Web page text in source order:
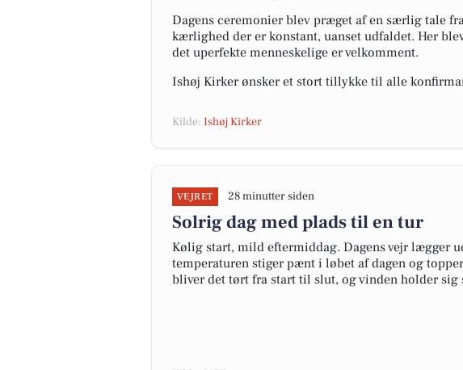
Dagens ceremonier blev præget af en særlig tale
kærlighed der er konstant, uanset udfaldet. Her
det uperfekte menneskelige er velkomment.
Ishøj Kirker ønsker et stort tillykke til alle
Kilde: Ishøj Kirker
VEJRET 28 minutter siden
Solrig dag med plads til en tur
Kølig start, mild eftermiddag. Dagens vejr lægger
temperaturen stiger pænt i løbet af dagen og
bliver det tørt fra start til slut, og vinden holder sig